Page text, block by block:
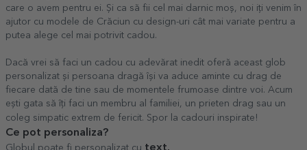
care o avem pentru ei. Și ca să fii cel mai darnic moș, noi iți venim în
ajutor cu modele de Crăciun cu design-uri cât mai variate pentru a
putea alege cel mai potrivit cadou.
Dacă vrei să faci un cadou cu adevărat inedit oferă aceast glob
personalizat și persoana dragă își va aduce aminte cu drag de
fiecare dată de tine sau de momentele frumoase dintre voi. Acum
ești gata să îți faci un membru al familiei, un prieten drag sau un
coleg simpatic extrem de fericit. Spor la cadouri inspirate!
Ce pot personaliza?
Globul poate fi personalizat cu text.